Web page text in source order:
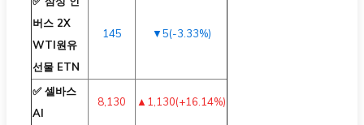
버스 2X
WTI원유
선물 ETN
145 ▼5(-3.33%)
✅ 셀바스
AI
8,130 ▲1,130(+16.14%)